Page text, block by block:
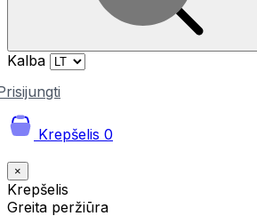
Kalba
Krepšelis 0
×
Krepšelis
Greita peržiūra